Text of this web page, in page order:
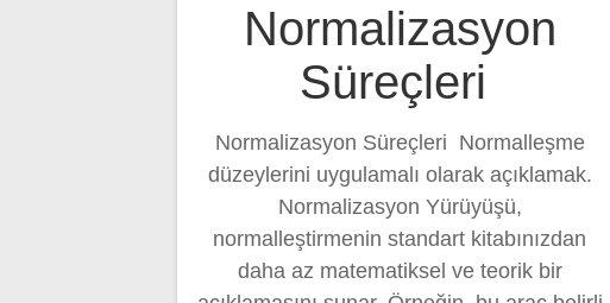
Normalizasyon
Süreçleri
Normalizasyon Süreçleri Normalleşme
düzeylerini uygulamalı olarak açıklamak.
Normalizasyon Yürüyüşü,
normalleştirmenin standart kitabınızdan
daha az matematiksel ve teorik bir